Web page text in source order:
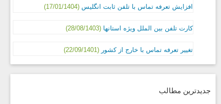
افزایش تعرفه تماس با تلفن ثابت انگلیس (17/01/1404)
کارت تلفن بین الملل ویژه استانها(28/08/1403)
تغییر تعرفه تماس با خارج از کشور (22/09/1401)
جدیدترین مطالب